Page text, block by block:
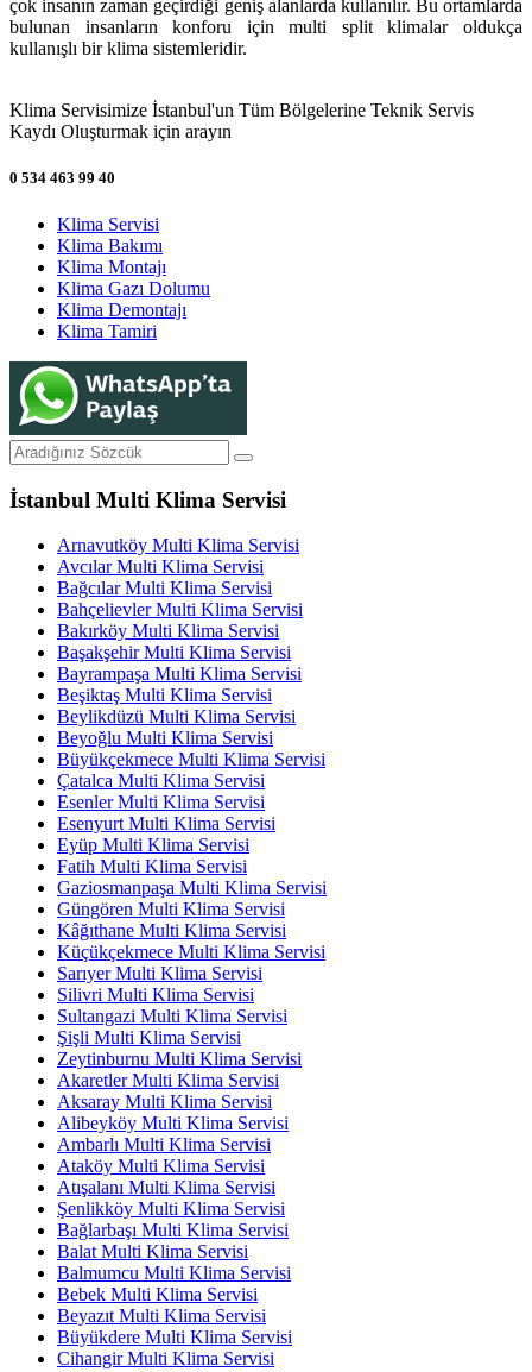
çok insanın zaman geçirdiği geniş alanlarda kullanılır. Bu ortamlarda
bulunan insanların konforu için multi split klimalar oldukça
kullanışlı bir klima sistemleridir.
Klima Servisimize İstanbul'un Tüm Bölgelerine Teknik Servis
Kaydı Oluşturmak için arayın
0 534 463 99 40
Klima Servisi
Klima Bakımı
Klima Montajı
Klima Gazı Dolumu
Klima Demontajı
Klima Tamiri
İstanbul Multi Klima Servisi
Arnavutköy Multi Klima Servisi
Avcılar Multi Klima Servisi
Bağcılar Multi Klima Servisi
Bahçelievler Multi Klima Servisi
Bakırköy Multi Klima Servisi
Başakşehir Multi Klima Servisi
Bayrampaşa Multi Klima Servisi
Beşiktaş Multi Klima Servisi
Beylikdüzü Multi Klima Servisi
Beyoğlu Multi Klima Servisi
Büyükçekmece Multi Klima Servisi
Çatalca Multi Klima Servisi
Esenler Multi Klima Servisi
Esenyurt Multi Klima Servisi
Eyüp Multi Klima Servisi
Fatih Multi Klima Servisi
Gaziosmanpaşa Multi Klima Servisi
Güngören Multi Klima Servisi
Kâğıthane Multi Klima Servisi
Küçükçekmece Multi Klima Servisi
Sarıyer Multi Klima Servisi
Silivri Multi Klima Servisi
Sultangazi Multi Klima Servisi
Şişli Multi Klima Servisi
Zeytinburnu Multi Klima Servisi
Akaretler Multi Klima Servisi
Aksaray Multi Klima Servisi
Alibeyköy Multi Klima Servisi
Ambarlı Multi Klima Servisi
Ataköy Multi Klima Servisi
Atışalanı Multi Klima Servisi
Şenlikköy Multi Klima Servisi
Bağlarbaşı Multi Klima Servisi
Balat Multi Klima Servisi
Balmumcu Multi Klima Servisi
Bebek Multi Klima Servisi
Beyazıt Multi Klima Servisi
Büyükdere Multi Klima Servisi
Cihangir Multi Klima Servisi